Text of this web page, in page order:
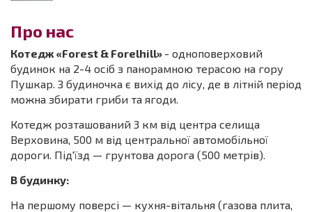
Про нас
Котедж «Forest & Forelhill» - одноповерховий
будинок на 2-4 осіб з панорамною терасою на гору
Пушкар. З будиночка є вихід до лісу, де в літній період
можна збирати гриби та ягоди.
Котедж розташований 3 км від центра селища
Верховина, 500 м від центральної автомобільної
дороги. Під'їзд — грунтова дорога (500 метрів).
В будинку:
На першому поверсі — кухня-вітальня (газова плита,